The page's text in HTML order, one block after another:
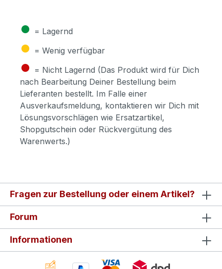
● = Lagernd
● = Wenig verfügbar
● = Nicht Lagernd (Das Produkt wird für Dich
nach Bearbeitung Deiner Bestellung beim
Lieferanten bestellt. Im Falle einer
Ausverkaufsmeldung, kontaktieren wir Dich mit
Lösungsvorschlägen wie Ersatzartikel,
Shopgutschein oder Rückvergütung des
Warenwerts.)
Fragen zur Bestellung oder einem Artikel?
Forum
Informationen